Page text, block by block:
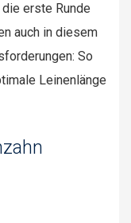
erste Runde
auch in diesem
So
Leinenlänge